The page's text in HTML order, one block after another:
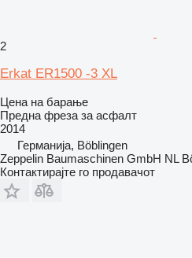
2
Erkat ER1500 -3 XL
Цена на барање
Предна фреза за асфалт
2014
Германија, Böblingen
Zeppelin Baumaschinen GmbH NL
Контактирајте го продавачот